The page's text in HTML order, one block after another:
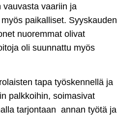
vauvasta vaariin ja
paikalliset. Syyskauden
nuoremmat olivat
oli suunnattu myös
tapa työskennellä ja
palkkoihin, soimasivat
tarjontaan annan työtä ja